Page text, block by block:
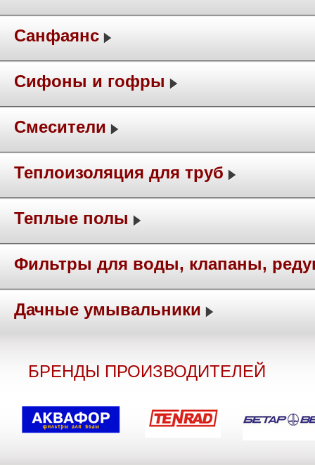
Санфаянс
Сифоны и гофры
Смесители
Теплоизоляция для труб
Теплые полы
Фильтры для воды, клапаны,
Дачные умывальники
БРЕНДЫ ПРОИЗВОДИТЕЛЕЙ